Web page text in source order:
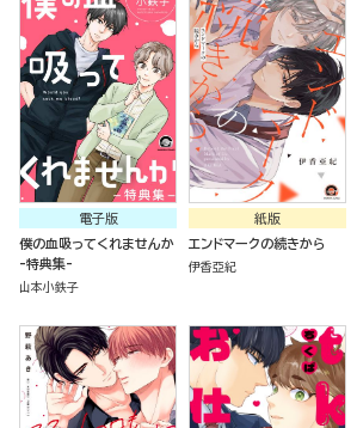
電子版
僕の血吸ってくれませんか
-特典集-
山本小鉄子
紙版
エンドマークの続きから
伊香亞紀